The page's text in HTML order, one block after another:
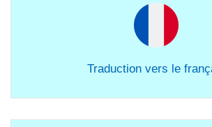
Traduction vers le